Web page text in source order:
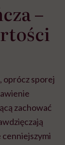
–
oprócz sporej
zachować
cenniejszymi